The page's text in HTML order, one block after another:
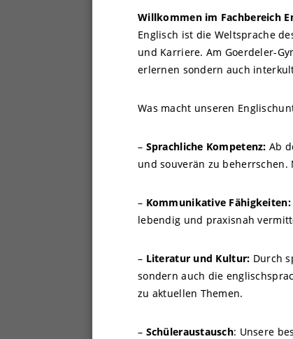
Willkommen im Fachbereich
Englisch ist die Weltsprache
und Karriere. Am Goerdeler-
erlernen sondern auch
Was macht unseren
– Sprachliche Kompetenz: Ab
und souverän zu beherrschen.
– Kommunikative Fähigkeiten:
lebendig und praxisnah
– Literatur und Kultur: Durch
sondern auch die
zu aktuellen Themen.
– Schüleraustausch: Unsere